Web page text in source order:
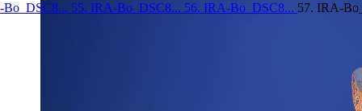
55. IRA-Bo_DSC8... 56. IRA-Bo_DSC8... 57. IRA-